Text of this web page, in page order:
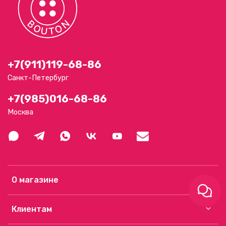
О магазине
Клиентам
+7(911)119-68-86
Санкт-Петербург
+7(985)016-68-86
Москва